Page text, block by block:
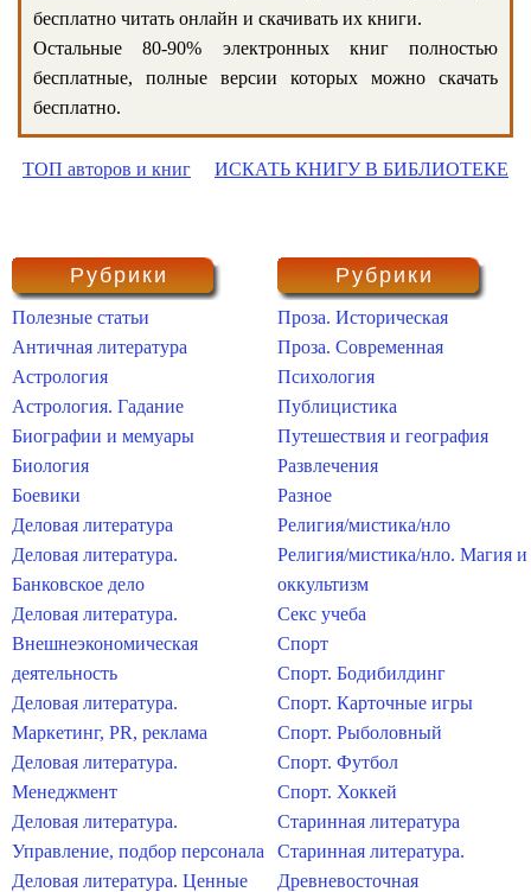
бесплатно читать онлайн и скачивать их книги.
Остальные 80-90% электронных книг полностью
бесплатные, полные версии которых можно скачать
бесплатно.
ТОП авторов и книг ИСКАТЬ КНИГУ В БИБЛИОТЕКЕ
Рубрики
Полезные статьи
Античная литература
Астрология
Астрология. Гадание
Биографии и мемуары
Биология
Боевики
Деловая литература
Деловая литература.
Банковское дело
Деловая литература.
Внешнеэкономическая
деятельность
Деловая литература.
Маркетинг, PR, реклама
Деловая литература.
Менеджмент
Деловая литература.
Управление, подбор персонала
Деловая литература. Ценные
Рубрики
Проза. Историческая
Проза. Современная
Психология
Публицистика
Путешествия и география
Развлечения
Разное
Религия/мистика/нло
Религия/мистика/нло. Магия и
оккультизм
Секс учеба
Спорт
Спорт. Бодибилдинг
Спорт. Карточные игры
Спорт. Рыболовный
Спорт. Футбол
Спорт. Хоккей
Старинная литература
Старинная литература.
Древневосточная